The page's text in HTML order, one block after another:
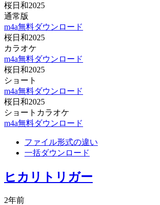
桜日和2025
通常版
m4a無料ダウンロード
桜日和2025
カラオケ
m4a無料ダウンロード
桜日和2025
ショート
m4a無料ダウンロード
桜日和2025
ショートカラオケ
m4a無料ダウンロード
ファイル形式の違い
一括ダウンロード
ヒカリトリガー
2年前